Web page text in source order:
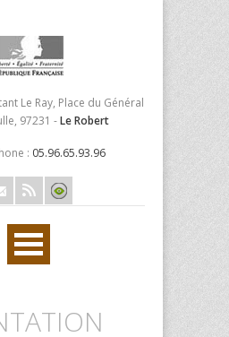
Le Ray, Place du Général
97231 -Le Robert
: 05.96.65.93.96